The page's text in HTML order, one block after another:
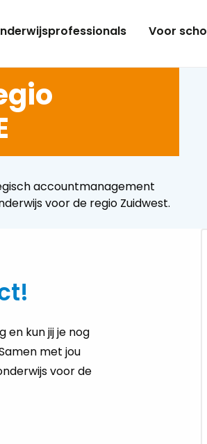
Voor
accountmanagement
voor de regio Zuidwest.
en kun jij je nog
met jou
voor de